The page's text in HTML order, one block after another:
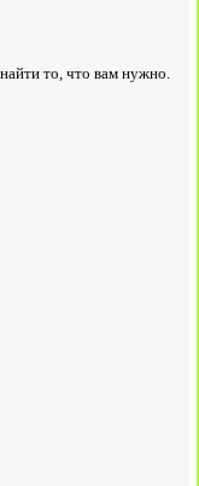
то, что вам нужно.